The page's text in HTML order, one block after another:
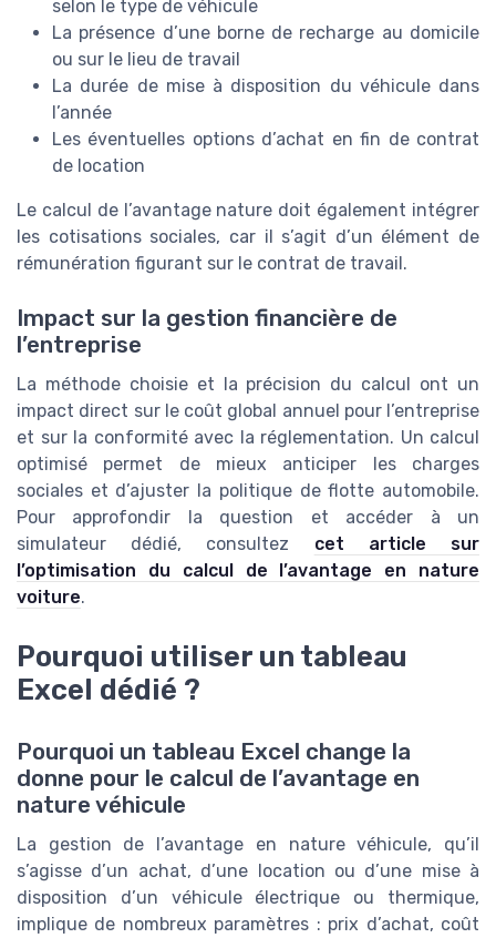
selon le type de véhicule
La présence d’une borne de recharge au domicile
ou sur le lieu de travail
La durée de mise à disposition du véhicule dans
l’année
Les éventuelles options d’achat en fin de contrat
de location
Le calcul de l’avantage nature doit également intégrer
les cotisations sociales, car il s’agit d’un élément de
rémunération figurant sur le contrat de travail.
Impact sur la gestion financière de
l’entreprise
La méthode choisie et la précision du calcul ont un
impact direct sur le coût global annuel pour l’entreprise
et sur la conformité avec la réglementation. Un calcul
optimisé permet de mieux anticiper les charges
sociales et d’ajuster la politique de flotte automobile.
Pour approfondir la question et accéder à un
simulateur dédié, consultez cet article sur
l’optimisation du calcul de l’avantage en nature
voiture.
Pourquoi utiliser un tableau
Excel dédié ?
Pourquoi un tableau Excel change la
donne pour le calcul de l’avantage en
nature véhicule
La gestion de l’avantage en nature véhicule, qu’il
s’agisse d’un achat, d’une location ou d’une mise à
disposition d’un véhicule électrique ou thermique,
implique de nombreux paramètres : prix d’achat, coût